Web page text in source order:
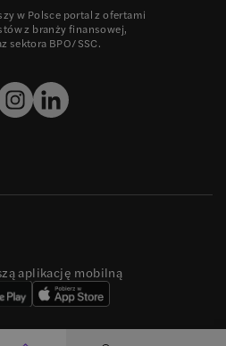
w Polsce portal z ofertami
z branży finansowej,
sektora BPO/SSC.
aplikację mobilną